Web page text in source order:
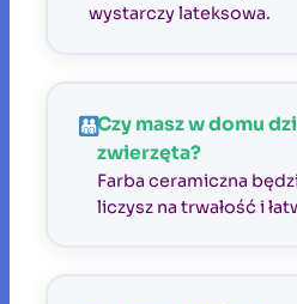
wystarczy lateksowa.
Czy masz w domu
zwierzęta?
Farba ceramiczna
liczysz na trwałość i